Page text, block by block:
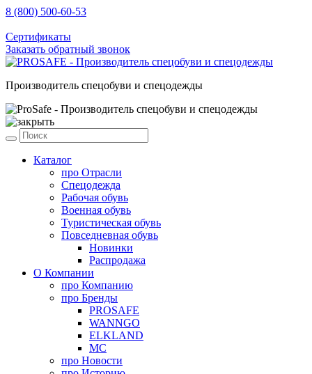
8 (800) 500-60-53
Сертификаты
Заказать обратный звонок
Производитель спецобуви и спецодежды
Каталог
про Отрасли
Спецодежда
Рабочая обувь
Военная обувь
Туристическая обувь
Повседневная обувь
Новинки
Распродажа
О Компании
про Компанию
про Бренды
PROSAFE
WANNGO
ELKLAND
MC
про Новости